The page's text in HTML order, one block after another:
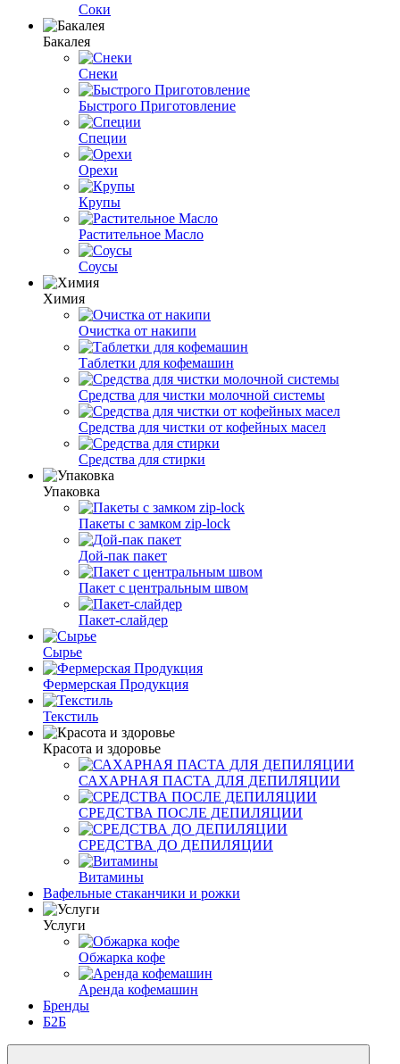
Соки
Бакалея
Снеки
Быстрого Приготовление
Специи
Орехи
Крупы
Растительное Масло
Соусы
Химия
Очистка от накипи
Таблетки для кофемашин
Средства для чистки молочной системы
Средства для чистки от кофейных масел
Средства для стирки
Упаковка
Пакеты с замком zip-lock
Дой-пак пакет
Пакет с центральным швом
Пакет-слайдер
Сырье
Фермерская Продукция
Текстиль
Красота и здоровье
САХАРНАЯ ПАСТА ДЛЯ ДЕПИЛЯЦИИ
СРЕДСТВА ПОСЛЕ ДЕПИЛЯЦИИ
СРЕДСТВА ДО ДЕПИЛЯЦИИ
Витамины
Вафельные стаканчики и рожки
Услуги
Обжарка кофе
Аренда кофемашин
Бренды
Б2Б